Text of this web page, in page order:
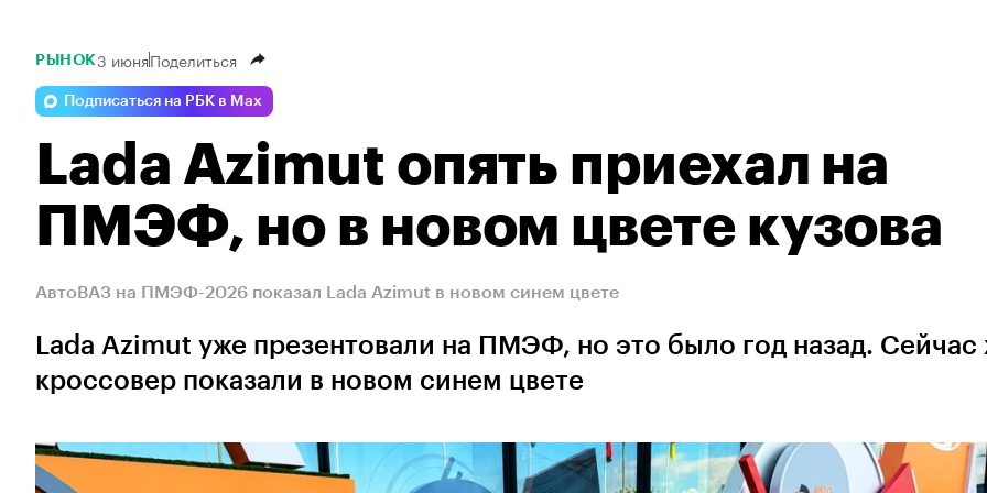
РЫНОК3 июняПоделиться
Подписаться на РБК в Max
Lada Azimut опять приехал на
ПМЭФ, но в новом цвете кузова
АвтоВАЗ на ПМЭФ-2026 показал Lada Azimut в новом синем цвете
Lada Azimut уже презентовали на ПМЭФ, но это было год назад. Сейчас
кроссовер показали в новом синем цвете